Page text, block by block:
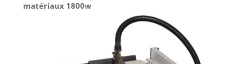
matériaux 1800w